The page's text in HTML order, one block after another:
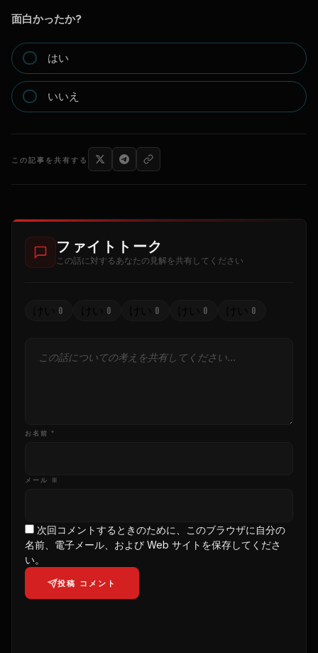
面白かったか?
はい
いいえ
この記事を共有する
ファイトトーク
この話に対するあなたの見解を共有してください
0 0 0 0 0
お名前 *
メール ※
次回コメントするときのために、このブラウザに自分の
名前、電子メール、および Web サイトを保存してくださ
い。
投稿 コメント